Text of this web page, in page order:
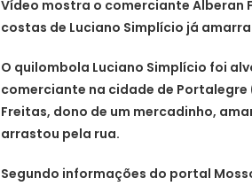
Vídeo mostra o comerciante Alberan
costas de Luciano Simplício já
O quilombola Luciano Simplício foi
comerciante na cidade de Portalegre
Freitas, dono de um mercadinho,
arrastou pela rua.
Segundo informações do portal